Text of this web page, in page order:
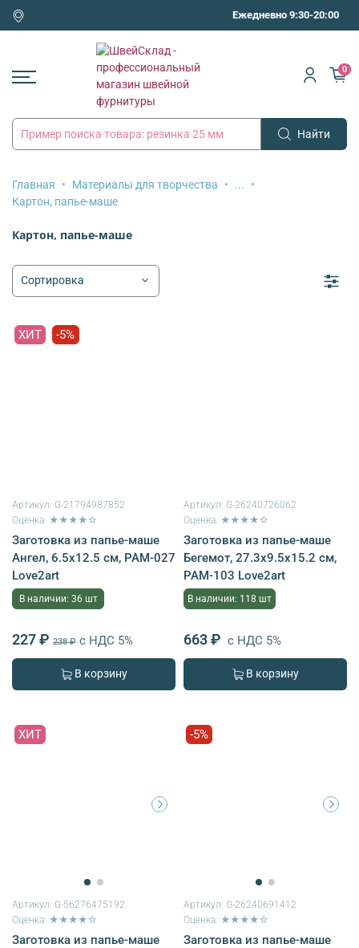
Ежедневно 9:30-20:00
Найти
0
Главная Материалы для творчества
...
Картон, папье-маше
Картон, папье-маше
ХИТ -5%
Артикул: G-21794987852
Оценка: ★★★★☆
Заготовка из папье-маше
Ангел, 6.5х12.5 см, PAM-027
Love2art
В наличии: 36 шт
227 ₽ 238 ₽ с НДС 5%
В корзину
Артикул: G-26240726062
Оценка: ★★★★☆
Заготовка из папье-маше
Бегемот, 27.3х9.5х15.2 см,
PAM-103 Love2art
В наличии: 118 шт
663 ₽ с НДС 5%
В корзину
ХИТ
Артикул: G-56276475192
Оценка: ★★★★☆
Заготовка из папье-маше
-5%
Артикул: G-26240691412
Оценка: ★★★★☆
Заготовка из папье-маше